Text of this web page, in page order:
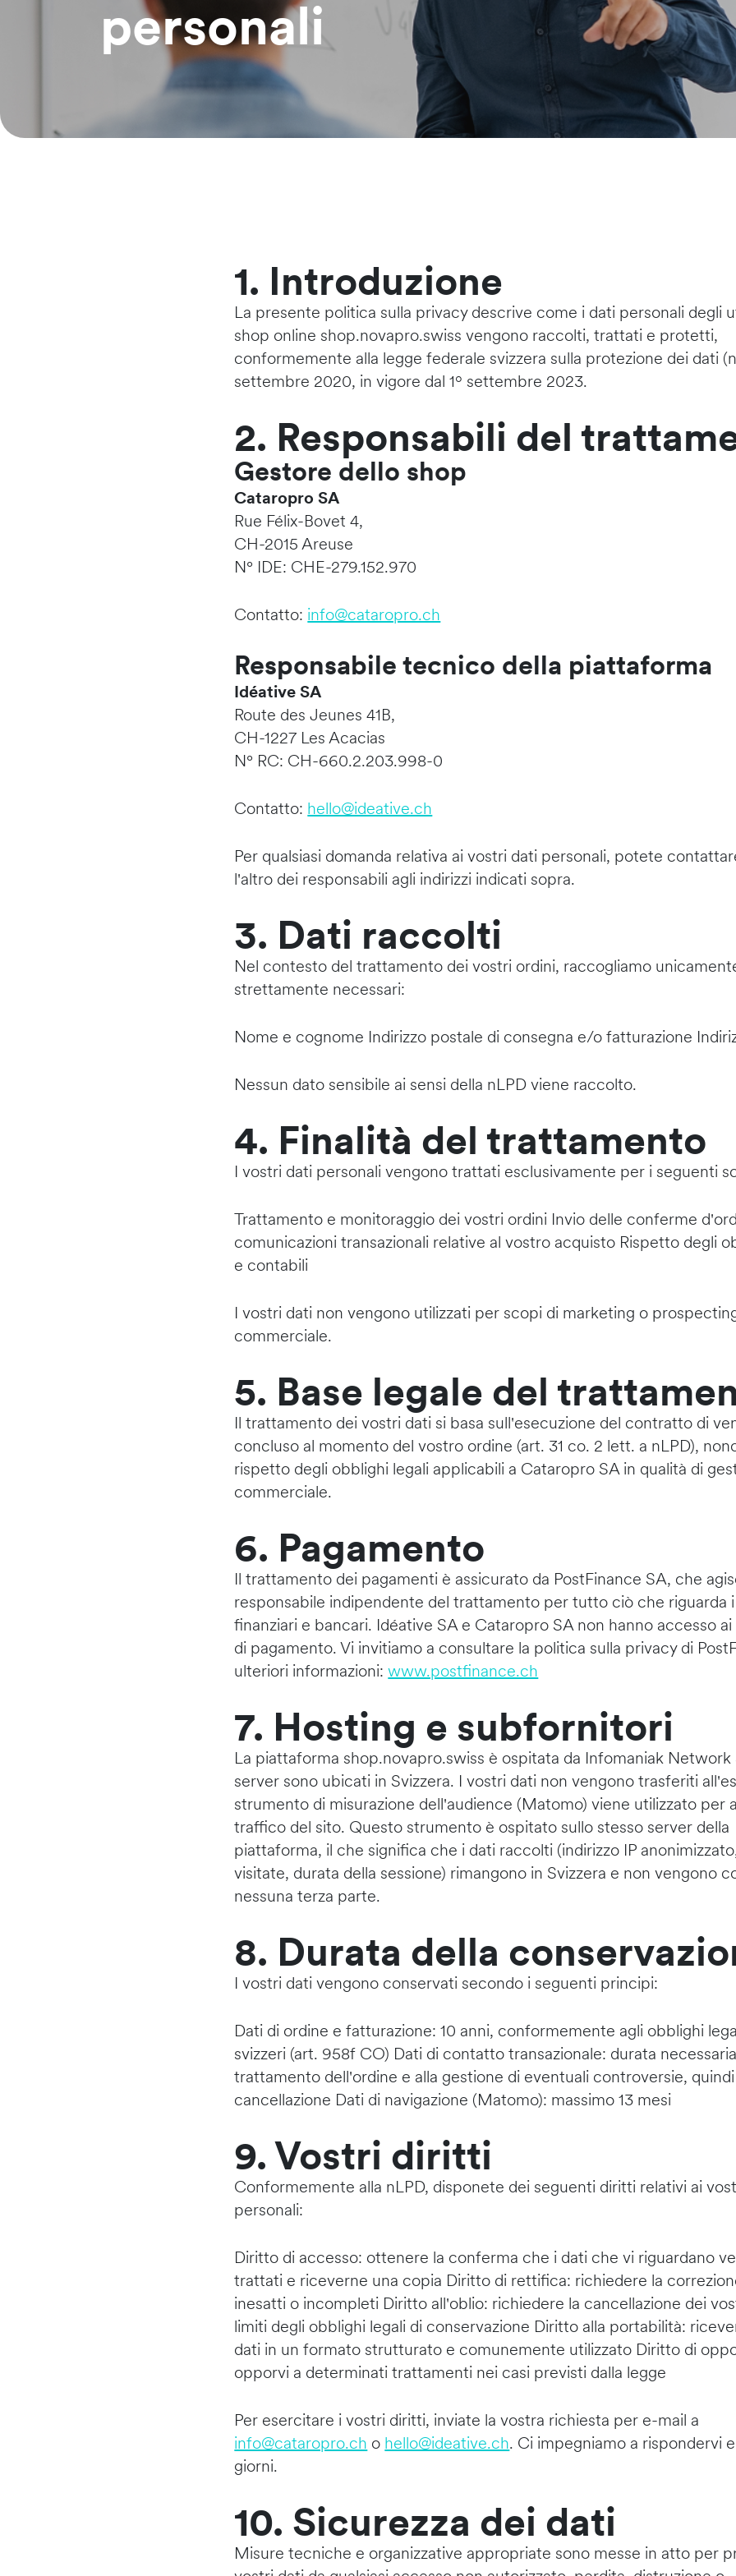
personali
1. Introduzione
La presente politica sulla privacy descrive come i dati personali degli
shop online shop.novapro.swiss vengono raccolti, trattati e protetti,
conformemente alla legge federale svizzera sulla protezione dei dati
settembre 2020, in vigore dal 1º settembre 2023.
2. Responsabili del
Gestore dello shop
Cataropro SA
Rue Félix-Bovet 4,
CH-2015 Areuse
N° IDE: CHE-279.152.970
Contatto: info@cataropro.ch
Responsabile tecnico della piattaforma
Idéative SA
Route des Jeunes 41B,
CH-1227 Les Acacias
N° RC: CH-660.2.203.998-0
Contatto: hello@ideative.ch
Per qualsiasi domanda relativa ai vostri dati personali, potete
l'altro dei responsabili agli indirizzi indicati sopra.
3. Dati raccolti
Nel contesto del trattamento dei vostri ordini, raccogliamo
strettamente necessari:
Nome e cognome Indirizzo postale di consegna e/o fatturazione
Nessun dato sensibile ai sensi della nLPD viene raccolto.
4. Finalità del trattamento
I vostri dati personali vengono trattati esclusivamente per i seguenti
Trattamento e monitoraggio dei vostri ordini Invio delle conferme
comunicazioni transazionali relative al vostro acquisto Rispetto degli
e contabili
I vostri dati non vengono utilizzati per scopi di marketing o
commerciale.
5. Base legale del
Il trattamento dei vostri dati si basa sull'esecuzione del contratto di
concluso al momento del vostro ordine (art. 31 co. 2 lett. a nLPD),
rispetto degli obblighi legali applicabili a Cataropro SA in qualità di
commerciale.
6. Pagamento
Il trattamento dei pagamenti è assicurato da PostFinance SA, che
responsabile indipendente del trattamento per tutto ciò che riguarda
finanziari e bancari. Idéative SA e Cataropro SA non hanno accesso
di pagamento. Vi invitiamo a consultare la politica sulla privacy di
ulteriori informazioni:www.postfinance.ch
7. Hosting e subfornitori
La piattaforma shop.novapro.swiss è ospitata da Infomaniak Network
server sono ubicati in Svizzera. I vostri dati non vengono trasferiti
strumento di misurazione dell'audience (Matomo) viene utilizzato per
traffico del sito. Questo strumento è ospitato sullo stesso server della
piattaforma, il che significa che i dati raccolti (indirizzo IP
visitate, durata della sessione) rimangono in Svizzera e non vengono
nessuna terza parte.
8. Durata della
I vostri dati vengono conservati secondo i seguenti principi:
Dati di ordine e fatturazione: 10 anni, conformemente agli obblighi
svizzeri (art. 958f CO) Dati di contatto transazionale: durata
trattamento dell'ordine e alla gestione di eventuali controversie, quindi
cancellazione Dati di navigazione (Matomo): massimo 13 mesi
9. Vostri diritti
Conformemente alla nLPD, disponete dei seguenti diritti relativi ai
personali:
Diritto di accesso: ottenere la conferma che i dati che vi riguardano
trattati e riceverne una copia Diritto di rettifica: richiedere la
inesatti o incompleti Diritto all'oblio: richiedere la cancellazione dei
limiti degli obblighi legali di conservazione Diritto alla portabilità:
dati in un formato strutturato e comunemente utilizzato Diritto di
opporvi a determinati trattamenti nei casi previsti dalla legge
Per esercitare i vostri diritti, inviate la vostra richiesta per e-mail a
info@cataropro.ch o hello@ideative.ch. Ci impegniamo a rispondervi
giorni.
10. Sicurezza dei dati
Misure tecniche e organizzative appropriate sono messe in atto per